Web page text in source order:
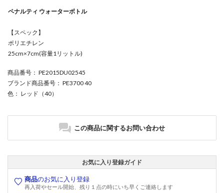
ペナルティ ウォーターボトル
【スペック】
ポリエチレン
25cm×7cm(容量1リットル)
商品番号 ： PE2015DU02545
ブランド商品番号 ： PE3700 40
色 ： レッド（40）
この商品に関するお問い合わせ
お気に入り登録ガイド
商品のお気に入り登録
再入荷やセール開始、残り１点の時にいち早くご連絡します